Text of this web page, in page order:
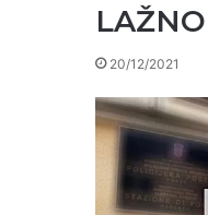
20/12/2021